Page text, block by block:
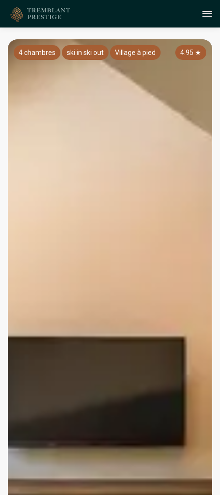
4.95 ★
4 chambres ski in ski out Village à pied